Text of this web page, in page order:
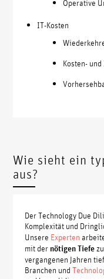
Operative
IT-Kosten
Kosten-
Wie sieht ein
aus?
Der Technology Due
Komplexität und
Unsere Experten
mit der nötigen Tiefe
vergangenen Jahren
Branchen und